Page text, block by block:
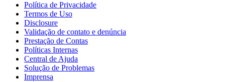
Política de Privacidade
Termos de Uso
Disclosure
Validação de contato e denúncia
Prestação de Contas
Políticas Internas
Central de Ajuda
Solução de Problemas
Imprensa